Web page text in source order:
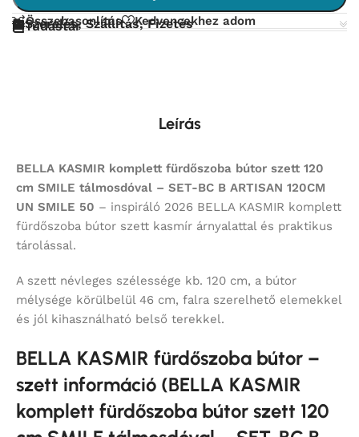
Összehasonlítás Kedvencekhez adom
Szerelés, Szállítás, Fizetés
Tudástár
Leírás
BELLA KASMIR komplett fürdőszoba bútor szett 120
cm SMILE tálmosdóval – SET-BC B ARTISAN 120CM
UN SMILE 50 – inspiráló 2026 BELLA KASMIR komplett
fürdőszoba bútor szett kasmír árnyalattal és praktikus
tárolással.
A szett névleges szélessége kb. 120 cm, a bútor
mélysége körülbelül 46 cm, falra szerelhető elemekkel
és jól kihasználható belső terekkel.
BELLA KASMIR fürdőszoba bútor –
szett információ (BELLA KASMIR
komplett fürdőszoba bútor szett 120